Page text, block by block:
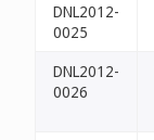
DNL2012-
0025
DNL2012-
0026